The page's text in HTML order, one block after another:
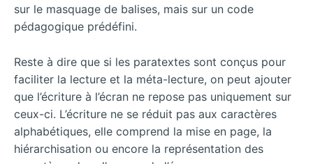
sur le masquage de balises, mais sur un code
pédagogique prédéfini.
Reste à dire que si les paratextes sont conçus pour
faciliter la lecture et la méta-lecture, on peut ajouter
que l’écriture à l’écran ne repose pas uniquement sur
ceux-ci. L’écriture ne se réduit pas aux caractères
alphabétiques, elle comprend la mise en page, la
hiérarchisation ou encore la représentation des